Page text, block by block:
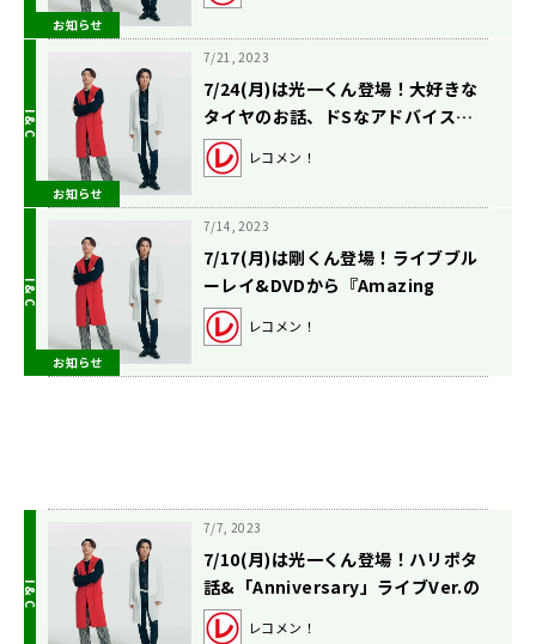
お知らせ
お知らせ
7/21, 2023
7/24(月)は光一くん登場！大好きな
タイヤのお話、ドSなアドバイス…
などなど！
レコメン！
お知らせ
7/14, 2023
7/17(月)は剛くん登場！ライブブル
ーレイ&DVDから『Amazing
Love』の特別OAも！
レコメン！
7/7, 2023
7/10(月)は光一くん登場！ハリポタ
話&「Anniversary」ライブVer.の
特別OAも！
レコメン！